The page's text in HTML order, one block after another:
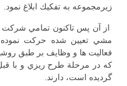
زيرمجموعه به تفكيك ابلاغ نمود.
از آن پس تاكنون تمامي
مشي تعيين شده حركت نموده
فعاليت ها و وظايف بر طبق
گرديده است، دارند.